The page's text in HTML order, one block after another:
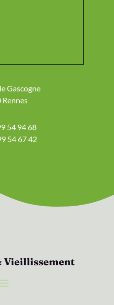
Gascogne
Rennes
54 94 68
54 67 42
Vieillissement